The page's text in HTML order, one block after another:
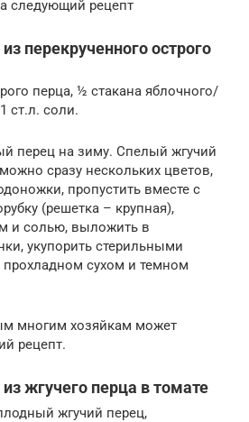
следующий рецепт
перекрученного острого
перца, ½ стакана яблочного/
ст.л. соли.
перец на зиму. Спелый жгучий
сразу нескольких цветов,
пропустить вместе с
(решетка – крупная),
и солью, выложить в
укупорить стерильными
сухом и темном
многим хозяйкам может
рецепт.
жгучего перца в томате
жгучий перец,